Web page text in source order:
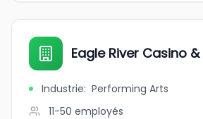
Eagle River Casino
Industrie: Performing Arts
11-50 employés